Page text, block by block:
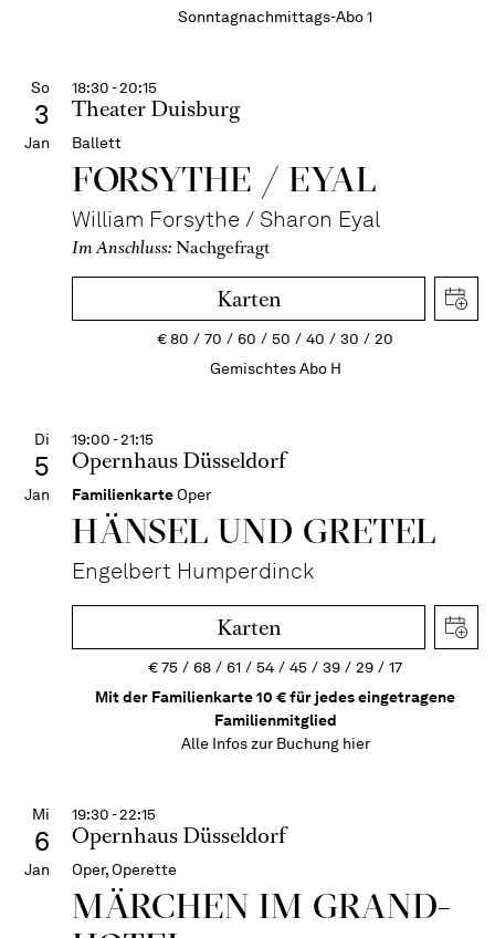
Sonntagnachmittags-Abo 1
So
3
Jan
18:30 - 20:15
Theater Duisburg
Ballett
FORSYTHE / EYAL
William Forsythe / Sharon Eyal
Im Anschluss:Nachgefragt
Karten
€80 70 60 50 40 30
20
Gemischtes Abo H
Di
5
Jan
19:00 - 21:15
Opernhaus Düsseldorf
FamilienkarteOper
HÄNSEL UND GRETEL
Engelbert Humperdinck
Karten
€75 68 61 54 45 39 29
17
Mit der Familienkarte 10 € für jedes eingetragene
Familienmitglied
Alle Infos zur Buchung hier
Mi
6
Jan
19:30 - 22:15
Opernhaus Düsseldorf
Oper, Operette
MÄRCHEN IM GRAND-